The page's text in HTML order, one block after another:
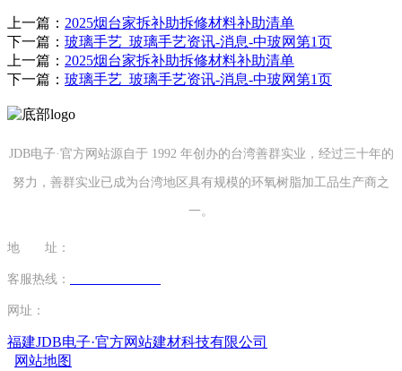
上一篇： 2025烟台家拆补助拆修材料补助清单
下一篇： 玻璃手艺_玻璃手艺资讯-消息-中玻网第1页
上一篇： 2025烟台家拆补助拆修材料补助清单
下一篇： 玻璃手艺_玻璃手艺资讯-消息-中玻网第1页
JDB电子·官方网站源自于 1992 年创办的台湾善群实业，经过三十年的
努力，善群实业已成为台湾地区具有规模的环氧树脂加工品生产商之
一。
地 址：
客服热线：
网址：
福建JDB电子·官方网站建材科技有限公司
网站地图